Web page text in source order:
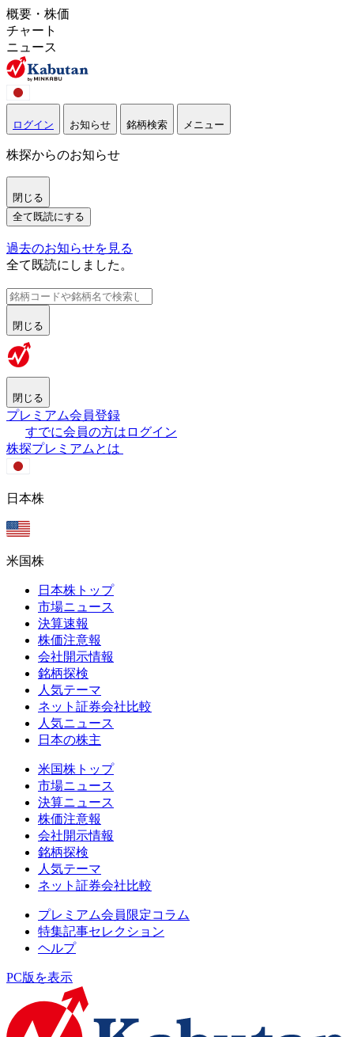
概要・株価
チャート
ニュース
ログイン お知らせ 銘柄検索 メニュー
株探からのお知らせ
閉じる
全て既読にする
過去のお知らせを見る
全て既読にしました。
閉じる
閉じる
プレミアム会員登録
すでに会員の方はログイン
株探プレミアムとは
日本株
米国株
日本株トップ
市場ニュース
決算速報
株価注意報
会社開示情報
銘柄探検
人気テーマ
ネット証券会社比較
人気ニュース
日本の株主
米国株トップ
市場ニュース
決算ニュース
株価注意報
会社開示情報
銘柄探検
人気テーマ
ネット証券会社比較
プレミアム会員限定コラム
特集記事セレクション
ヘルプ
PC版を表示